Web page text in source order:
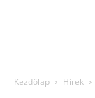
Kezdőlap Hírek